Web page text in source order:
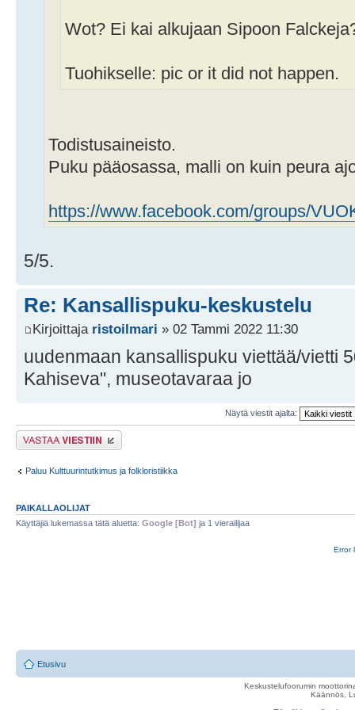
Wot? Ei kai alkujaan Sipoon
Tuohikselle: pic or it did not happen.
Todistusaineisto.
Puku pääosassa, malli on kuin peura
https://www.facebook.com/groups/
5/5.
Re: Kansallispuku-keskustelu
Kirjoittaja ristoilmari » 02 Tammi 2022 11:30
uudenmaan kansallispuku viettää/vietti
Kahiseva", museotavaraa jo
Näytä viestit ajalta:
Lähetä vastaus
Paluu Kulttuurintutkimus ja folkloristiikka
PAIKALLAOLIJAT
Käyttäjiä lukemassa tätä aluetta: Google [Bot] ja 1 vierailijaa
Error
Etusivu
Keskustelufoorumin
Käännös,